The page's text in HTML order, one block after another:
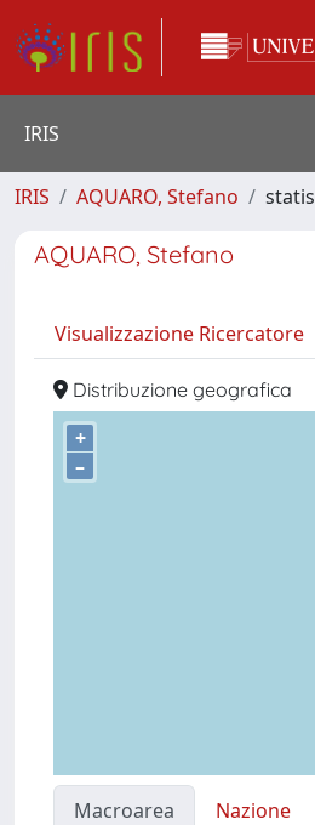
IRIS
IRIS AQUARO, Stefano
AQUARO, Stefano
Visualizzazione Ricercatore
Distribuzione geografica
+
–
Macroarea Nazione